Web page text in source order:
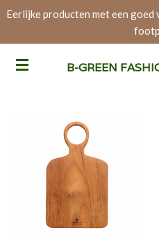
Ga
naar
de
B-GREEN
Eerlijke producten met een goed